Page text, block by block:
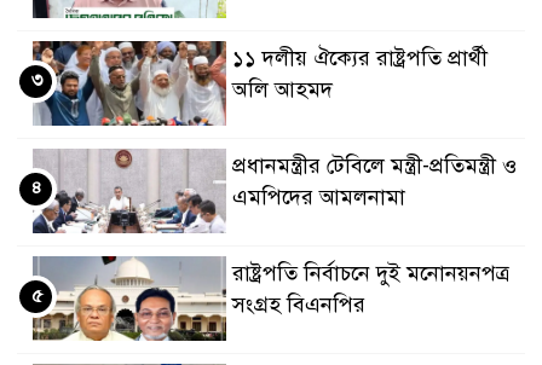
১১ দলীয় ঐক্যের রাষ্ট্রপতি প্রার্থী
অলি আহমদ
৩
প্রধানমন্ত্রীর টেবিলে মন্ত্রী-প্রতিমন্ত্রী ও
এমপিদের আমলনামা
৪
রাষ্ট্রপতি নির্বাচনে দুই মনোনয়নপত্র
সংগ্রহ বিএনপির
৫